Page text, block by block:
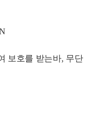
보호를 받는바, 무단